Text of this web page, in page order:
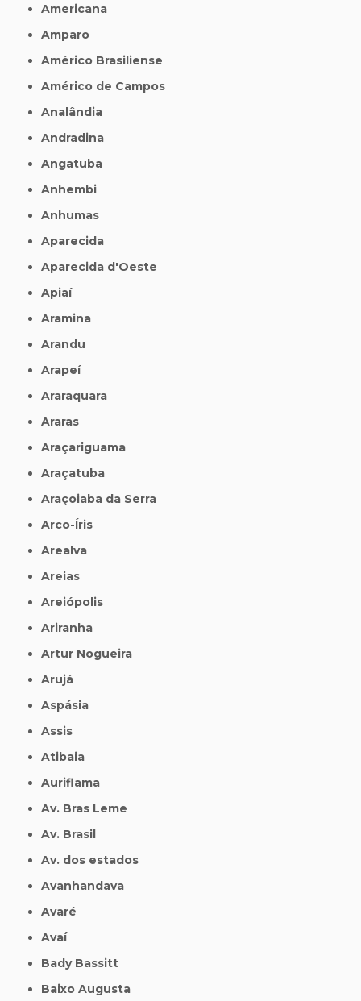
Americana
Amparo
Américo Brasiliense
Américo de Campos
Analândia
Andradina
Angatuba
Anhembi
Anhumas
Aparecida
Aparecida d'Oeste
Apiaí
Aramina
Arandu
Arapeí
Araraquara
Araras
Araçariguama
Araçatuba
Araçoiaba da Serra
Arco-Íris
Arealva
Areias
Areiópolis
Ariranha
Artur Nogueira
Arujá
Aspásia
Assis
Atibaia
Auriflama
Av. Bras Leme
Av. Brasil
Av. dos estados
Avanhandava
Avaré
Avaí
Bady Bassitt
Baixo Augusta